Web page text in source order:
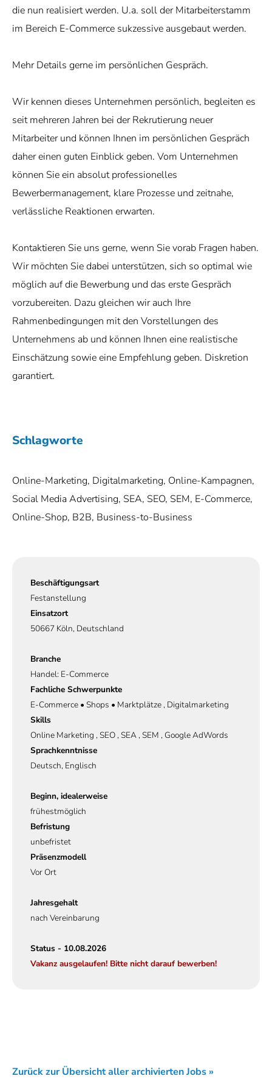
die nun realisiert werden. U.a. soll der Mitarbeiterstamm
im Bereich E-Commerce sukzessive ausgebaut werden.
Mehr Details gerne im persönlichen Gespräch.
Wir kennen dieses Unternehmen persönlich, begleiten es
seit mehreren Jahren bei der Rekrutierung neuer
Mitarbeiter und können Ihnen im persönlichen Gespräch
daher einen guten Einblick geben. Vom Unternehmen
können Sie ein absolut professionelles
Bewerbermanagement, klare Prozesse und zeitnahe,
verlässliche Reaktionen erwarten.
Kontaktieren Sie uns gerne, wenn Sie vorab Fragen haben.
Wir möchten Sie dabei unterstützen, sich so optimal wie
möglich auf die Bewerbung und das erste Gespräch
vorzubereiten. Dazu gleichen wir auch Ihre
Rahmenbedingungen mit den Vorstellungen des
Unternehmens ab und können Ihnen eine realistische
Einschätzung sowie eine Empfehlung geben. Diskretion
garantiert.
Schlagworte
Online-Marketing, Digitalmarketing, Online-Kampagnen,
Social Media Advertising, SEA, SEO, SEM, E-Commerce,
Online-Shop, B2B, Business-to-Business
Beschäftigungsart
Festanstellung
Einsatzort
50667 Köln, Deutschland
Branche
Handel: E-Commerce
Fachliche Schwerpunkte
E-Commerce • Shops • Marktplätze , Digitalmarketing
Skills
Online Marketing , SEO , SEA , SEM , Google AdWords
Sprachkenntnisse
Deutsch, Englisch
Beginn, idealerweise
frühestmöglich
Befristung
unbefristet
Präsenzmodell
Vor Ort
Jahresgehalt
nach Vereinbarung
Status - 10.08.2026
Vakanz ausgelaufen! Bitte nicht darauf bewerben!
Zurück zur Übersicht aller archivierten Jobs »